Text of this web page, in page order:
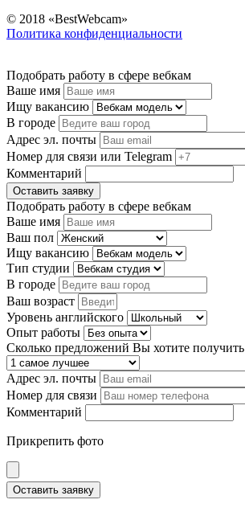
© 2018 «BestWebcam»
Политика конфиденциальности
Подобрать работу в сфере вебкам
Ваше имя
Ищу вакансию
В городе
Адрес эл. почты
Номер для связи или Telegram
Комментарий
Оставить заявку
Подобрать работу в сфере вебкам
Ваше имя
Ваш пол
Ищу вакансию
Тип студии
В городе
Ваш возраст
Уровень английского
Опыт работы
Сколько предложений Вы хотите получить
Адрес эл. почты
Номер для связи
Комментарий
Прикрепить фото
Оставить заявку